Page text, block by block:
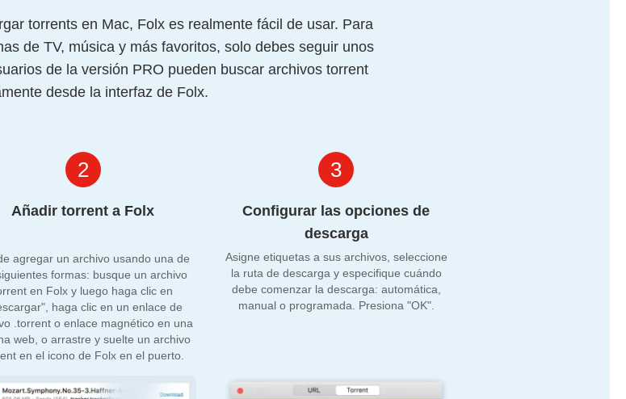
torrents en Mac, Folx es realmente fácil de usar. Para
de TV, música y más favoritos, solo debes seguir unos
de la versión PRO pueden buscar archivos torrent
desde la interfaz de Folx.
2
Añadir torrent a Folx
agregar un archivo usando una de
formas: busque un archivo
en Folx y luego haga clic en
haga clic en un enlace de
.torrent o enlace magnético en una
web, o arrastre y suelte un archivo
en el icono de Folx en el puerto.
3
Configurar las opciones de
descarga
Asigne etiquetas a sus archivos, seleccione
la ruta de descarga y especifique cuándo
debe comenzar la descarga: automática,
manual o programada. Presiona "OK".